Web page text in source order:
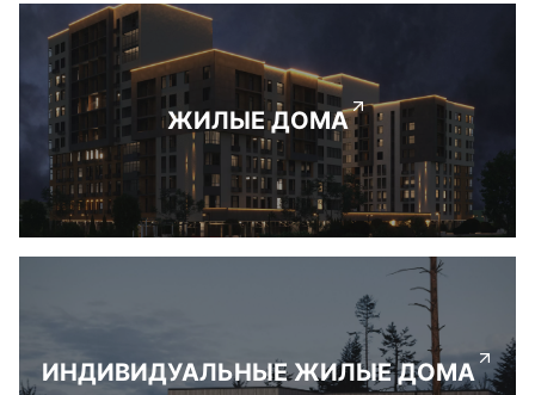
ЖИЛЫЕ ДОМА
ИНДИВИДУАЛЬНЫЕ ЖИЛЫЕ ДОМА